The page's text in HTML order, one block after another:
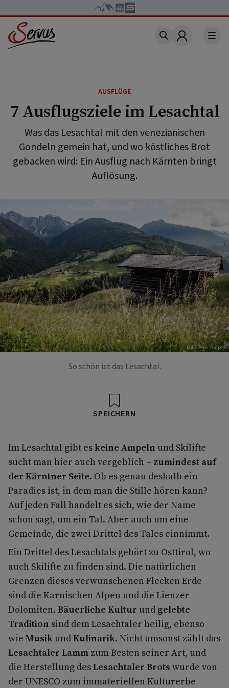
Account
AUSFLÜGE
7 Ausflugsziele im Lesachtal
Was das Lesachtal mit den venezianischen
Gondeln gemein hat, und wo köstliches Brot
gebacken wird: Ein Ausflug nach Kärnten bringt
Auflösung.
Foto: Peter Podpera
So schön ist das Lesachtal.
SPEICHERN
Im Lesachtal gibt eskeine Ampeln und Skilifte
sucht man hier auch vergeblich – zumindest auf
der Kärntner Seite. Ob es genau deshalb ein
Paradies ist, in dem man die Stille hören kann?
Auf jeden Fall handelt es sich, wie der Name
schon sagt, um ein Tal. Aber auch um eine
Gemeinde, die zwei Drittel des Tales einnimmt.
Ein Drittel des Lesachtals gehört zu Osttirol, wo
auch Skilifte zu finden sind. Die natürlichen
Grenzen dieses verwunschenen Flecken Erde
sind die Karnischen Alpen und die Lienzer
Dolomiten. Bäuerliche Kultur und gelebte
Tradition sind dem Lesachtaler heilig, ebenso
wie Musik undKulinarik. Nicht umsonst zählt das
Lesachtaler Lamm zum Besten seiner Art, und
die Herstellung desLesachtaler Brots wurde von
der UNESCO zum immateriellen Kulturerbe